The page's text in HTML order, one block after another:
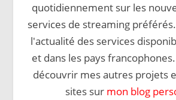
quotidiennement sur les
services de streaming
l'actualité des services
et dans les pays
découvrir mes autres projets
sites sur mon blog